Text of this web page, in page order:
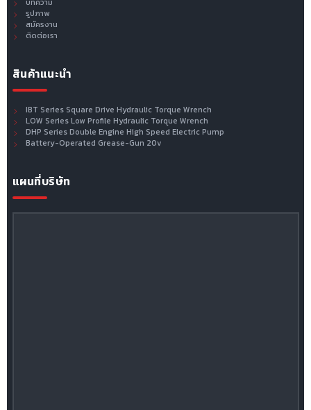
รูปภาพ
สมัครงาน
ติดต่อเรา
สินค้าแนะนำ
IBT Series Square Drive Hydraulic Torque Wrench
LOW Series Low Profile Hydraulic Torque Wrench
DHP Series Double Engine High Speed Electric Pump
Battery-Operated Grease-Gun 20v
แผนที่บริษัท